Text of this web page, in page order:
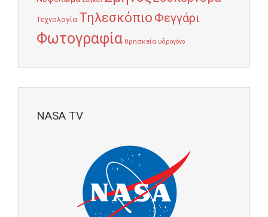
Τεχνολογία Τηλεσκόπιο Φεγγάρι
Φωτογραφία θρησκεία υδρογόνο
NASA TV